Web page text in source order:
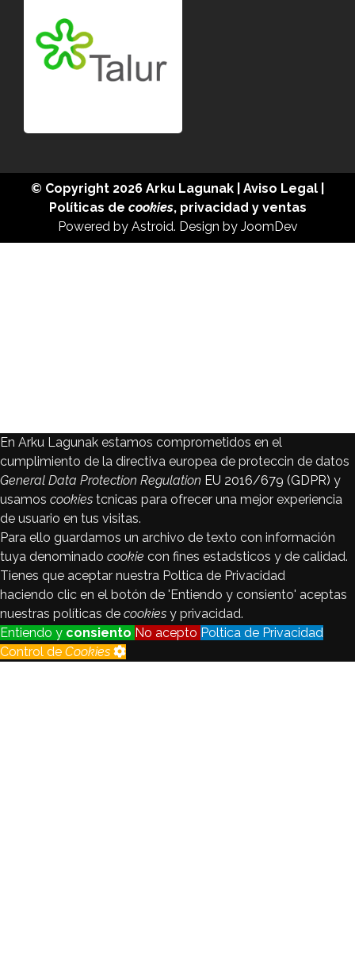
© Copyright 2026 Arku Lagunak Aviso Legal
Políticas de cookies, privacidad y ventas
Powered by Astroid. Design by JoomDev
En Arku Lagunak estamos comprometidos en el
cumplimiento de la directiva europea de proteccin de datos
General Data Protection Regulation EU 2016/679 (GDPR) y
usamos cookies tcnicas para ofrecer una mejor experiencia
de usuario en tus visitas.
Para ello guardamos un archivo de texto con información
tuya denominado cookie con fines estadsticos y de calidad.
Tienes que aceptar nuestra Poltica de Privacidad
haciendo clic en el botón de 'Entiendo y consiento' aceptas
nuestras políticas de cookies y privacidad.
Entiendo y consiento No acepto Poltica de Privacidad
Control de Cookies